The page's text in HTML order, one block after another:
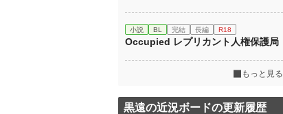
小説 BL 完結 長編 R18
Occupied レプリカント人権保護局
もっと見る
黒遠の近況ボードの更新履歴